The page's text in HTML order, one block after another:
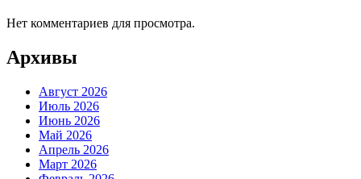
Нет комментариев для просмотра.
Архивы
Август 2026
Июль 2026
Июнь 2026
Май 2026
Апрель 2026
Март 2026